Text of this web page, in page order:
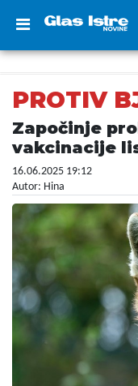
PROTIV
Započinje
vakcinacije
16.06.2025 19:12
Autor: Hina